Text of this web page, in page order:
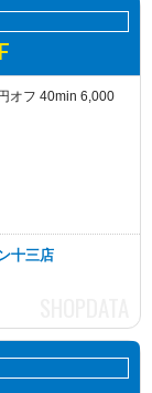
オフ 40min 6,000
十三店